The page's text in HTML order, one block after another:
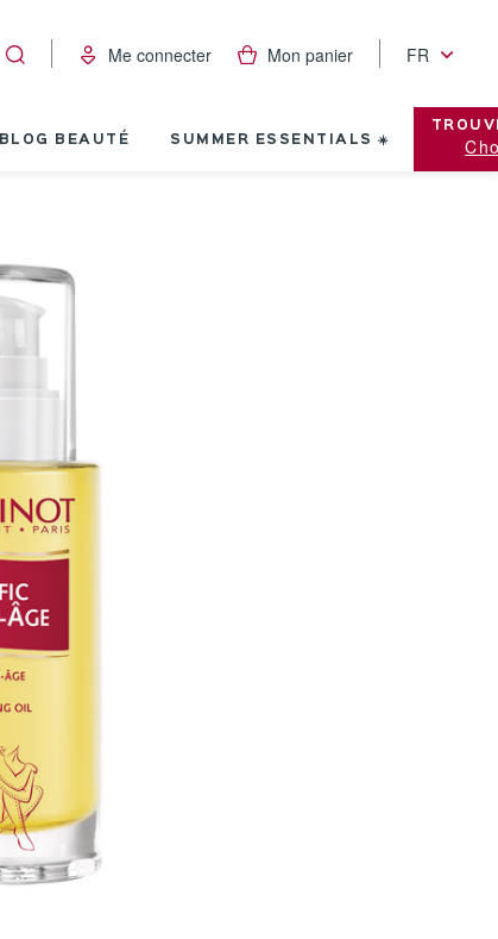
Me connecter Mon panier FR
BLOG BEAUTÉ SUMMER ESSENTIALS ☀️